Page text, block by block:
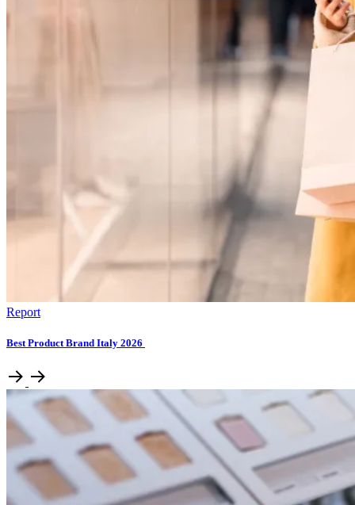
Report
Best Product Brand Italy 2026